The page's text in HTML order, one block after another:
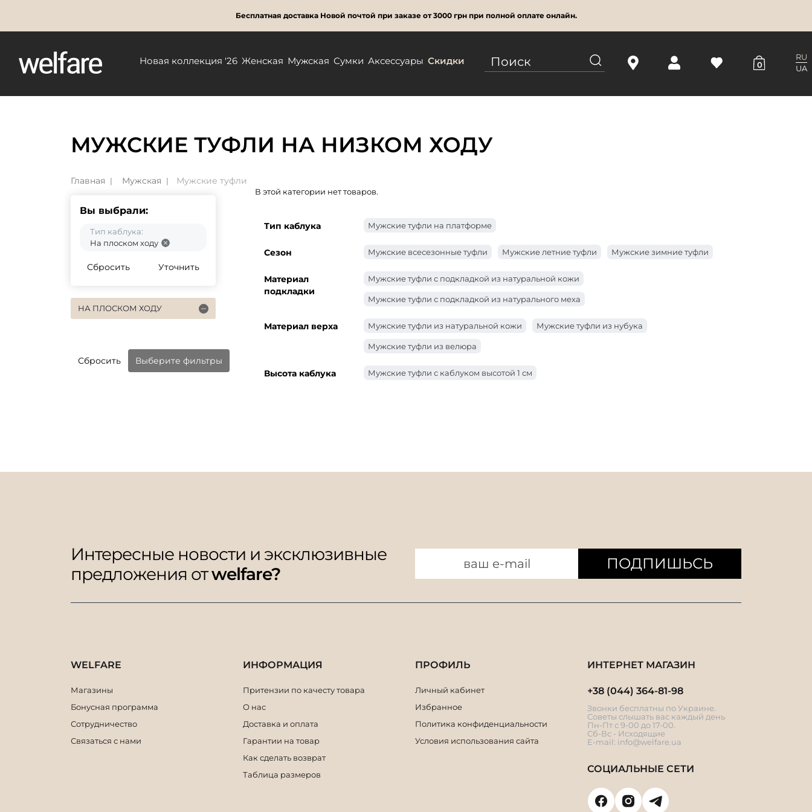
Бесплатная доставка Новой почтой при заказе от 3000 грн при полной оплате онлайн.
Новая коллекция '26 Женская Мужская Сумки Аксессуары Скидки 0
RU
UA
МУЖСКИЕ ТУФЛИ НА НИЗКОМ ХОДУ
Главная Мужская Мужские туфли
Вы выбрали:
Тип каблука:
На плоском ходу
Сбросить Уточнить
НА ПЛОСКОМ ХОДУ
Сбросить Выберите фильтры
В этой категории нет товаров.
Тип каблука Мужские туфли на платформе
Сезон Мужские всесезонные туфли Мужские летние туфли Мужские зимние туфли
Материал
подкладки
Мужские туфли с подкладкой из натуральной кожи
Мужские туфли с подкладкой из натурального меха
Материал верха Мужские туфли из натуральной кожи Мужские туфли из нубука
Мужские туфли из велюра
Высота каблука Мужские туфли с каблуком высотой 1 см
Интересные новости и эксклюзивные
предложения отwelfare?
ПОДПИШЬСЬ
WELFARE
Магазины
Бонусная программа
Сотрудничество
Связаться с нами
ИНФОРМАЦИЯ
Притензии по качесту товара
О нас
Доставка и оплата
Гарантии на товар
Как сделать возврат
Таблица размеров
ПРОФИЛЬ
Личный кабинет
Избранное
Политика конфиденциальности
Условия использования сайта
ИНТЕРНЕТ МАГАЗИН
+38 (044) 364-81-98
Звонки бесплатны по Украине.
Советы слышать вас каждый день
Пн-Пт с 9-00 до 17-00.
Сб-Вс - Исходящие
E-mail: info@welfare.ua
СОЦИАЛЬНЫЕ СЕТИ